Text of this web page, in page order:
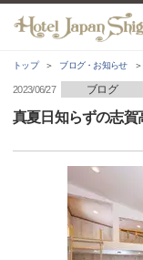
トップ ブログ・お知らせ
2023/06/27 ブログ
真夏日知らずの志賀